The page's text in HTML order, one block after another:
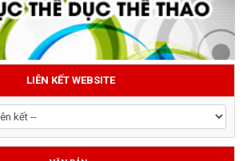
LIÊN KẾT WEBSITE